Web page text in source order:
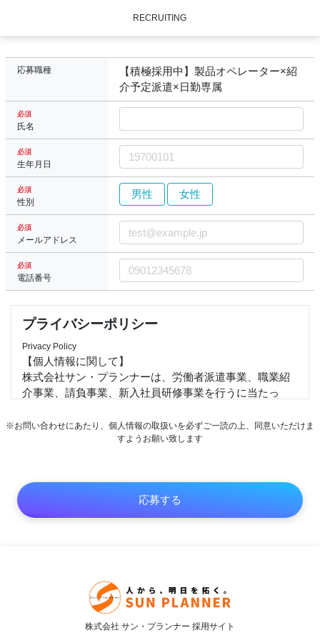
RECRUITING
応募職種
【積極採用中】製品オペレーター×紹
介予定派遣×日勤専属
必須
氏名
必須
生年月日
必須
性別
男性 女性
必須
メールアドレス
必須
電話番号
プライバシーポリシー
Privacy Policy
【個人情報に関して】
株式会社サン・プランナーは、労働者派遣事業、職業紹
介事業、請負事業、新入社員研修事業を行うに当たっ
定個人情報等を保護することは重大な社会的責任と認識
します。以下の通り個人情報及び特定個人情報保護方針
1）個人情報及び特定個人情報等は、受託した業務並びに
従業者の雇用・人事管理上必要な範囲に限定して適切な
手段で取得、提供します。また、特定された利用目的の
は個人情報の紛失、破壊、改ざん及び漏えいなどのリス
クに関して教育、監査、改善を通して合理的な安全対策
を講じ、個人情報及び特定個人情報保護体制を継続的に
向上します。
※お問い合わせにあたり、個人情報の取扱いを必ずご一読の上、同意いただけま
すようお願い致します
株式会社 サン・プランナー 採用サイト